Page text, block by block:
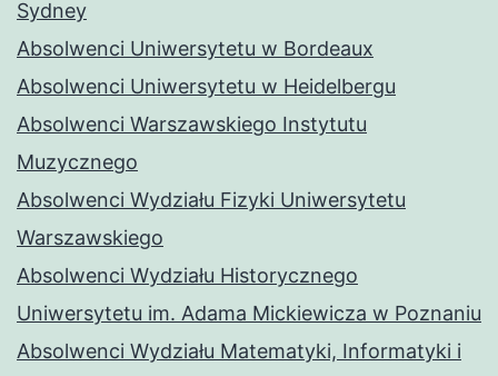
Sydney
Absolwenci Uniwersytetu w Bordeaux
Absolwenci Uniwersytetu w Heidelbergu
Absolwenci Warszawskiego Instytutu
Muzycznego
Absolwenci Wydziału Fizyki Uniwersytetu
Warszawskiego
Absolwenci Wydziału Historycznego
Uniwersytetu im. Adama Mickiewicza w Poznaniu
Absolwenci Wydziału Matematyki, Informatyki i